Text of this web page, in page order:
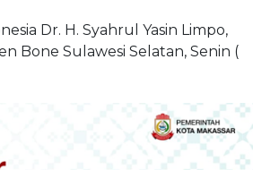
Dr. H. Syahrul Yasin Limpo,
Bone Sulawesi Selatan, Senin (